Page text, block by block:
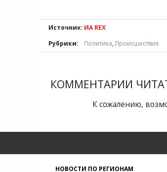
Источник: ИА REX
Рубрики:
Политика, Происшествия
КОММЕНТАРИИ
К сожалению,
НОВОСТИ ПО РЕГИОНАМ